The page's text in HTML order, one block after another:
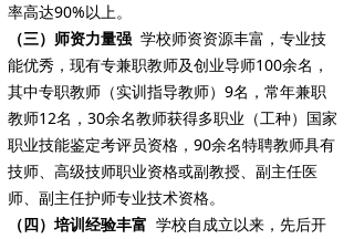
率高达90%以上。
（三）师资力量强 学校师资资源丰富，专业技
能优秀，现有专兼职教师及创业导师100余名，
其中专职教师（实训指导教师）9名，常年兼职
教师12名，30余名教师获得多职业（工种）国家
职业技能鉴定考评员资格，90余名特聘教师具有
技师、高级技师职业资格或副教授、副主任医
师、副主任护师专业技术资格。
（四）培训经验丰富 学校自成立以来，先后开